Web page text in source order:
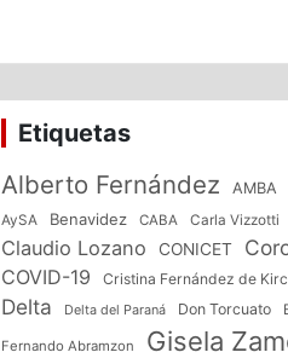
Etiquetas
Alberto Fernández AMBA
AySA Benavidez CABA Carla Vizzotti
Claudio Lozano CONICET
COVID-19 Cristina Fernández de
Delta Delta del Paraná Don Torcuato
Fernando Abramzon Gisela